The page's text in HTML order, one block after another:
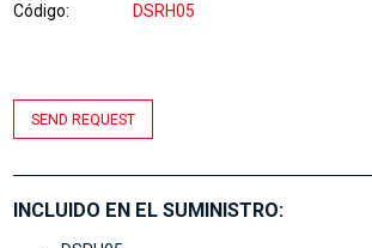
Código DSRH05
SEND REQUEST
INCLUIDO EN EL SUMINISTRO: